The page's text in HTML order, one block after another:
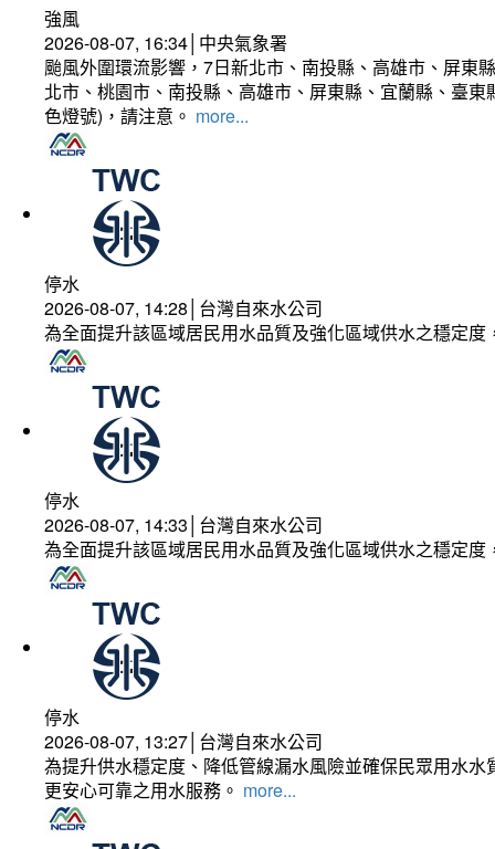
強風
2026-08-07, 16:34│中央氣象署
颱風外圍環流影響，7日新北市、南投縣、高雄市、屏東
北市、桃園市、南投縣、高雄市、屏東縣、宜蘭縣、臺
色燈號)，請注意。 more...
停水
2026-08-07, 14:28│台灣自來水公司
為全面提升該區域居民用水品質及強化區域供水之穩定
停水
2026-08-07, 14:33│台灣自來水公司
為全面提升該區域居民用水品質及強化區域供水之穩定
停水
2026-08-07, 13:27│台灣自來水公司
為提升供水穩定度、降低管線漏水風險並確保民眾用水
更安心可靠之用水服務。 more...